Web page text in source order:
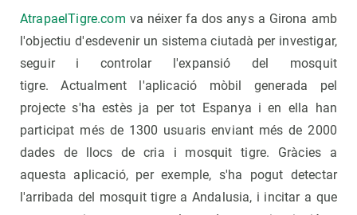
AtrapaelTigre.com va néixer fa dos anys a Girona amb
l'objectiu d'esdevenir un sistema ciutadà per investigar,
seguir i controlar l'expansió del mosquit
tigre. Actualment l'aplicació mòbil generada pel
projecte s'ha estès ja per tot Espanya i en ella han
participat més de 1300 usuaris enviant més de 2000
dades de llocs de cria i mosquit tigre. Gràcies a
aquesta aplicació, per exemple, s'ha pogut detectar
l'arribada del mosquit tigre a Andalusia, i incitar a que